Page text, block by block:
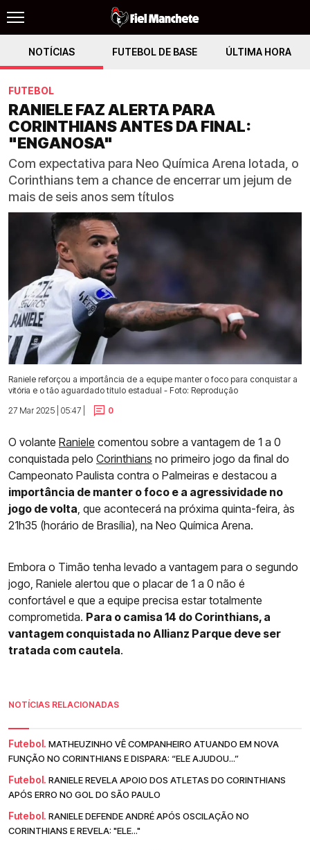
NOTÍCIAS FUTEBOL DE BASE ÚLTIMA HORA
FUTEBOL
RANIELE FAZ ALERTA PARA
CORINTHIANS ANTES DA FINAL:
"ENGANOSA"
Com expectativa para Neo Química Arena lotada, o
Corinthians tem a chance de encerrar um jejum de
mais de seis anos sem títulos
Raniele reforçou a importância de a equipe manter o foco para conquistar a
vitória e o tão aguardado título estadual - Foto: Reprodução
27 Mar 2025 | 05:47 |
0
O volante Raniele comentou sobre a vantagem de 1 a 0
conquistada pelo Corinthians no primeiro jogo da final do
Campeonato Paulista contra o Palmeiras e destacou a
importância de manter o foco e a agressividade no
jogo de volta, que acontecerá na próxima quinta-feira, às
21h35 (horário de Brasília), na Neo Química Arena.
Embora o Timão tenha levado a vantagem para o segundo
jogo, Raniele alertou que o placar de 1 a 0 não é
confortável e que a equipe precisa estar totalmente
comprometida. Para o camisa 14 do Corinthians, a
vantagem conquistada no Allianz Parque deve ser
tratada com cautela.
NOTÍCIAS RELACIONADAS
Futebol. MATHEUZINHO VÊ COMPANHEIRO ATUANDO EM NOVA
FUNÇÃO NO CORINTHIANS E DISPARA: “ELE AJUDOU...”
Futebol. RANIELE REVELA APOIO DOS ATLETAS DO CORINTHIANS
APÓS ERRO NO GOL DO SÃO PAULO
Futebol. RANIELE DEFENDE ANDRÉ APÓS OSCILAÇÃO NO
CORINTHIANS E REVELA: "ELE..."